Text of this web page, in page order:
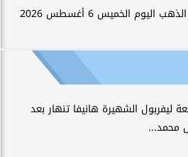
اليوم الخميس 6 أغسطس 2026
ليفربول الشهيرة هانيفا تنهار بعد
محمد...